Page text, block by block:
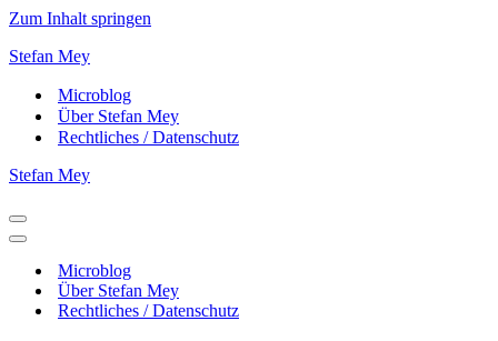
Zum Inhalt springen
Stefan Mey
Microblog
Über Stefan Mey
Rechtliches / Datenschutz
Stefan Mey
Navigationsmenü
Navigationsmenü
Microblog
Über Stefan Mey
Rechtliches / Datenschutz